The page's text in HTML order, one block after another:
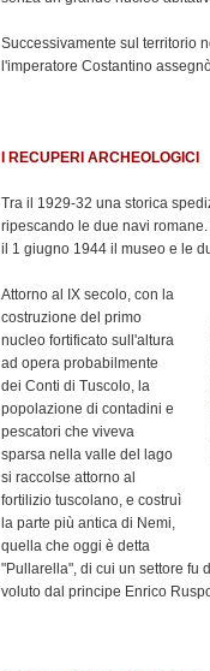
Successivamente sul territorio
l'imperatore Costantino
I RECUPERI ARCHEOLOGICI
Tra il 1929-32 una storica
ripescando le due navi
il 1 giugno 1944 il museo e le
Attorno al IX secolo, con la
costruzione del primo
nucleo fortificato sull'altura
ad opera probabilmente
dei Conti di Tuscolo, la
popolazione di contadini e
pescatori che viveva
sparsa nella valle del lago
si raccolse attorno al
fortilizio tuscolano, e costruì
la parte più antica di Nemi,
quella che oggi è detta
"Pullarella", di cui un settore fu
voluto dal principe Enrico